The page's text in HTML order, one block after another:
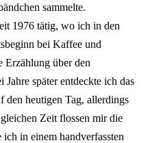
sammelte.
1976 tätig, wo ich in den
bei Kaffee und
Erzählung über den
später entdeckte ich das
den heutigen Tag, allerdings
Zeit flossen mir die
ich in einem handverfassten